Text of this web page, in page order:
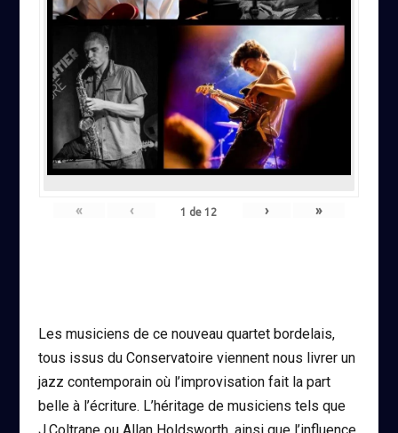
« ‹ 1 de12 › »
Les musiciens de ce nouveau quartet bordelais,
tous issus du Conservatoire viennent nous livrer un
jazz contemporain où l’improvisation fait la part
belle à l’écriture. L’héritage de musiciens tels que